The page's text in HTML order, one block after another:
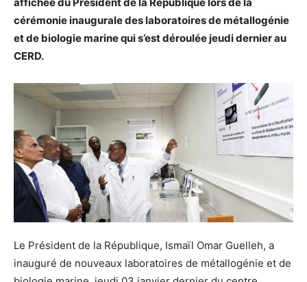
cérémonie inaugurale des laboratoires de métallogénie
et de biologie marine qui s’est déroulée jeudi dernier au
CERD.
Le Président de la République, Ismaïl Omar Guelleh, a
inauguré de nouveaux laboratoires de métallogénie et de